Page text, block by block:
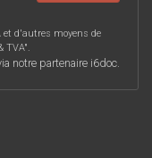
d'autres moyens de
TVA".
notre partenaire i6doc.